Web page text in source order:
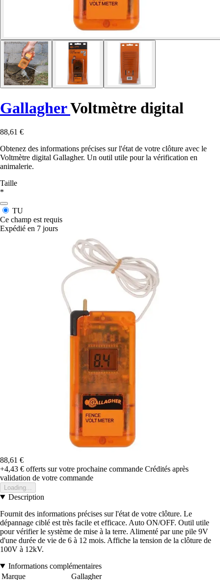
GallagherVoltmètre digital
88,61 €
Obtenez des informations précises sur l'état de votre clôture avec le
Voltmètre digital Gallagher. Un outil utile pour la vérification en
animalerie.
Taille
*
TU
Ce champ est requis
Expédié en 7 jours
88,61 €
+4,43 € offerts sur votre prochaine commande Crédités après
validation de votre commande
Loading...
Description
Fournit des informations précises sur l'état de votre clôture. Le
dépannage ciblé est très facile et efficace. Auto ON/OFF. Outil utile
pour vérifier le système de mise à la terre. Alimenté par une pile 9V
d'une durée de vie de 6 à 12 mois. Affiche la tension de la clôture de
100V à 12kV.
Informations complémentaires
Marque
Gallagher